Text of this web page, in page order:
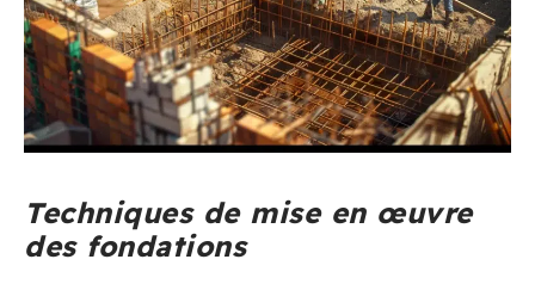
Techniques de mise en œuvre
des fondations